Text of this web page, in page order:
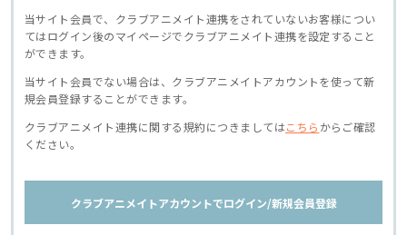
当サイト会員で、クラブアニメイト連携をされていないお客様につい
てはログイン後のマイページでクラブアニメイト連携を設定すること
ができます。
当サイト会員でない場合は、クラブアニメイトアカウントを使って新
規会員登録することができます。
クラブアニメイト連携に関する規約につきましてはこちら からご確認
ください。
クラブアニメイトアカウントでログイン/新規会員登録